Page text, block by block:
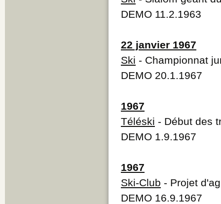
DEMO 11.2.1963
22 janvier 1967
Ski - Championnat
DEMO 20.1.1967
1967
Téléski - Début des
DEMO 1.9.1967
1967
Ski-Club - Projet
DEMO 16.9.1967